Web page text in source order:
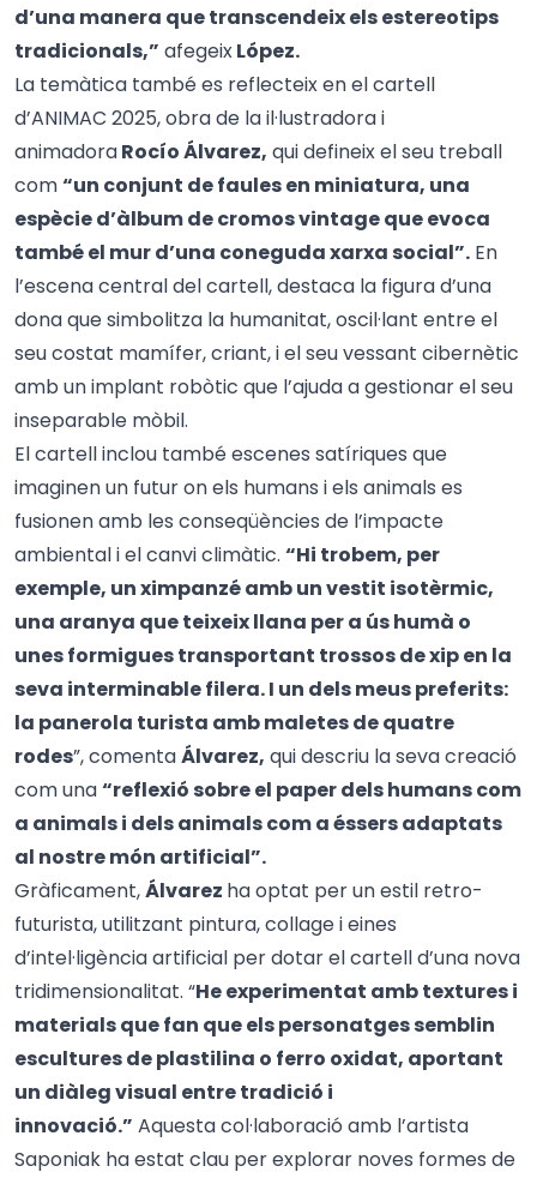
d’una manera que transcendeix els estereotips
tradicionals,” afegeixLópez.
La temàtica també es reflecteix en el cartell
d’ANIMAC 2025, obra de la il·lustradora i
animadoraRocío Álvarez, qui defineix el seu treball
com“un conjunt de faules en miniatura, una
espècie d’àlbum de cromos vintage que evoca
també el mur d’una coneguda xarxa social”. En
l’escena central del cartell, destaca la figura d’una
dona que simbolitza la humanitat, oscil·lant entre el
seu costat mamífer, criant, i el seu vessant cibernètic
amb un implant robòtic que l’ajuda a gestionar el seu
inseparable mòbil.
El cartell inclou també escenes satíriques que
imaginen un futur on els humans i els animals es
fusionen amb les conseqüències de l’impacte
ambiental i el canvi climàtic. “Hi trobem, per
exemple, un ximpanzé amb un vestit isotèrmic,
una aranya que teixeix llana per a ús humà o
unes formigues transportant trossos de xip en la
seva interminable filera. I un dels meus preferits:
la panerola turista amb maletes de quatre
rodes”, comentaÁlvarez, qui descriu la seva creació
com una“reflexió sobre el paper dels humans com
a animals i dels animals com a éssers adaptats
al nostre món artificial”.
Gràficament,Álvarez ha optat per un estil retro-
futurista, utilitzant pintura, collage i eines
d’intel·ligència artificial per dotar el cartell d’una nova
tridimensionalitat. “He experimentat amb textures i
materials que fan que els personatges semblin
escultures de plastilina o ferro oxidat, aportant
un diàleg visual entre tradició i
innovació.” Aquesta col·laboració amb l’artista
Saponiak ha estat clau per explorar noves formes de